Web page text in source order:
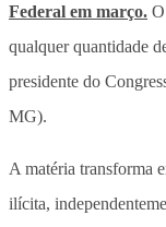
Federal em março.
qualquer quantidade
presidente do
MG).
A matéria transforma
ilícita,